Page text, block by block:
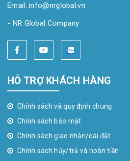
Email: info@nrglobal.vn
- NR Global Company
HỖ TRỢ KHÁCH HÀNG
Chính sách và quy định chung
Chính sách bảo mật
Chính sách giao nhận/cài đặt
Chính sách hủy/trả và hoàn tiền